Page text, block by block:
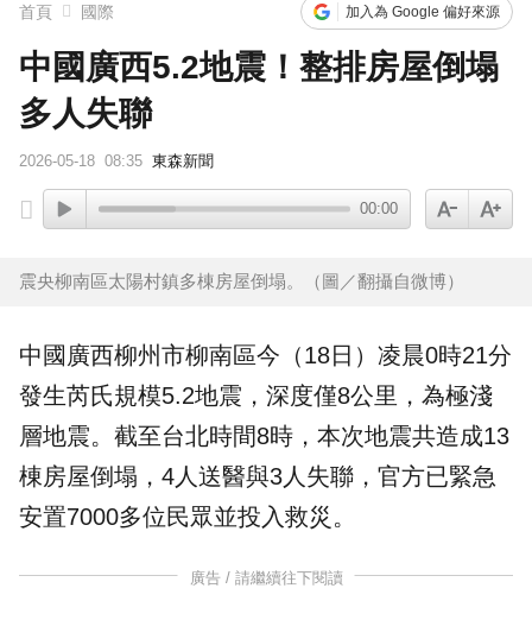
首頁 國際 加入為 Google 偏好來源
中國廣西5.2地震！整排房屋倒塌
多人失聯
2026-05-18 08:35 東森新聞
00:00
震央柳南區太陽村鎮多棟房屋倒塌。（圖／翻攝自微博）
中國 廣西柳州市柳南區今（18日）凌晨0時21分
發生芮氏規模5.2地震 ，深度僅8公里，為極淺
層地震。截至台北時間8時，本次地震共造成13
棟房屋倒塌 ，4人送醫與3人 失聯 ，官方已緊急
安置7000多位民眾並投入救災。
廣告 / 請繼續往下閱讀